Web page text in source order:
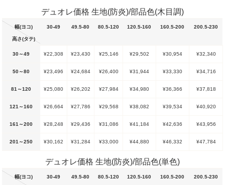
デュオレ価格 生地(防炎)/部品色(木目調)
幅(ヨコ)
高さ(タテ)
30-49 49.5-80 80.5-120 120.5-160 160.5-200 200.5-230
30～49 ¥22,308 ¥23,430 ¥25,146 ¥29,502 ¥30,954 ¥32,340
50～80 ¥23,496 ¥24,684 ¥26,400 ¥31,944 ¥33,330 ¥34,716
81～120 ¥25,080 ¥26,202 ¥27,984 ¥34,980 ¥36,366 ¥37,818
121～160 ¥26,664 ¥27,786 ¥29,568 ¥38,082 ¥39,534 ¥40,920
161～200 ¥28,248 ¥29,436 ¥31,086 ¥41,184 ¥42,636 ¥43,956
201～250 ¥30,162 ¥31,284 ¥33,000 ¥44,880 ¥46,332 ¥47,784
デュオレ価格 生地(防炎)/部品色(単色)
幅(ヨコ) 30-49 49.5-80 80.5-120 120.5-160 160.5-200 200.5-230